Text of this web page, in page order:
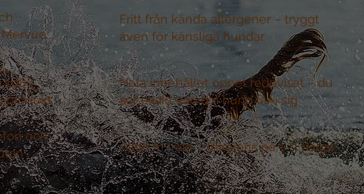
1986 –
produkt
och
Fritt från kända allergener – tryggt
även för känsliga hundar
Hela innehållet öppet redovisat –du
ser exakt vad din hund får i sig
Alltid fri frakt –leverans på 1–3 dagar